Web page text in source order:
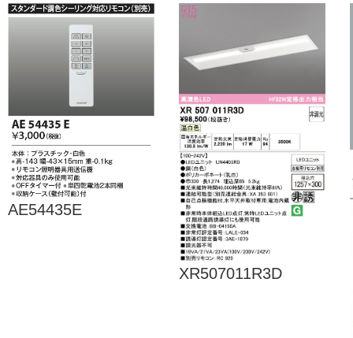
AE54435E
XR507011R3D